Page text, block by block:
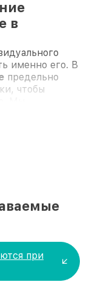
в
именно его. В
предельно
чтобы
что
работы
и
при